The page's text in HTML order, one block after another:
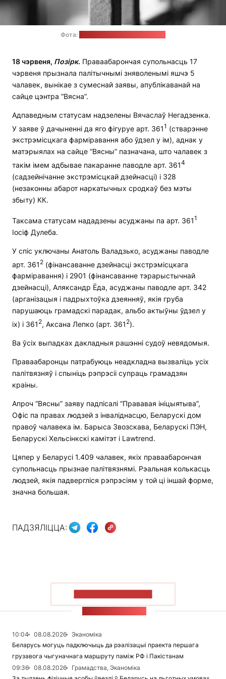
Фота:
18 чэрвеня, Позірк. Праваабарончая супольнасць 17
чэрвеня прызнала палітычнымі зняволенымі яшчэ 5
чалавек, вынікае з сумеснай заявы, апублікаванай на
сайце цэнтра “Вясна”.
Адпаведным статусам надзелены Вячаслаў Негадзенка.
У заяве ў дачыненні да яго фігуруе арт. 3611 (стварэнне
экстрэмісцкага фарміравання або ўдзел у ім), аднак у
матэрыялах на сайце “Вясны” пазначана, што чалавек з
такім імем адбывае пакаранне паводле арт. 3614
(садзейнічанне экстрэмісцкай дзейнасці) і 328
(незаконны абарот наркатычных сродкаў без мэты
збыту) КК.
Таксама статусам нададзены асуджаны па арт. 3611
Іосіф Дулеба.
У спіс уключаны Анатоль Валадзько, асуджаны паводле
арт. 361 2 (фінансаванне дзейнасці экстрэмісцкага
фарміравання) і 2901 (фінансаванне тэрарыстычнай
дзейнасці), Аляксандр Ёда, асуджаны паводле арт. 342
(арганізацыя і падрыхтоўка дзеянняў, якія груба
парушаюць грамадскі парадак, альбо актыўны ўдзел у
іх) і 361 2, Аксана Лепко (арт. 361 2).
Ва ўсіх выпадках дакладныя рашэнні судоў невядомыя.
Праваабаронцы патрабуюць неадкладна вызваліць усіх
палітвязняў і спыніць рэпрэсіі супраць грамадзян
краіны.
Апроч “Вясны” заяву падпісалі “Прававая ініцыятыва”,
Офіс па правах людзей з інваліднасцю, Беларускі дом
правоў чалавека ім. Барыса Звозскава, Беларускі ПЭН,
Беларускі Хельсінкскі камітэт і Lawtrend.
Цяпер у Беларусі 1.409 чалавек, якіх праваабарончая
супольнасць прызнае палітвязнямі. Рэальная колькасць
людзей, якія падвергліся рэпрэсіям у той ці іншай форме,
значна большая.
ПАДЗЯЛІЦЦА:
10:04 08.08.2026
Эканоміка
Беларусь могуць падключыць да рэалізацыі праекта першага
грузавога чыгуначнага маршруту паміж РФ і Пакістанам
09:36
08.08.2026
Грамадства, Эканоміка